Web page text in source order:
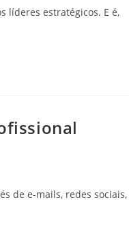
líderes estratégicos. E é,
de e-mails, redes sociais,